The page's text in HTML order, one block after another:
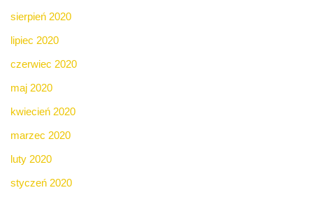
sierpień 2020
lipiec 2020
czerwiec 2020
maj 2020
kwiecień 2020
marzec 2020
luty 2020
styczeń 2020